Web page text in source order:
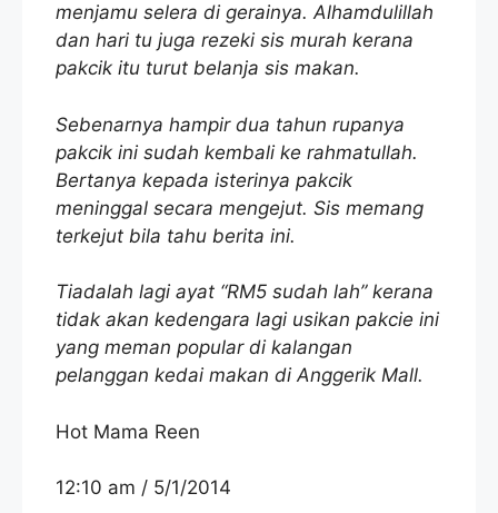
menjamu selera di gerainya. Alhamdulillah
dan hari tu juga rezeki sis murah kerana
pakcik itu turut belanja sis makan.
Sebenarnya hampir dua tahun rupanya
pakcik ini sudah kembali ke rahmatullah.
Bertanya kepada isterinya pakcik
meninggal secara mengejut. Sis memang
terkejut bila tahu berita ini.
Tiadalah lagi ayat “RM5 sudah lah” kerana
tidak akan kedengara lagi usikan pakcie ini
yang meman popular di kalangan
pelanggan kedai makan di Anggerik Mall.
Hot Mama Reen
12:10 am / 5/1/2014